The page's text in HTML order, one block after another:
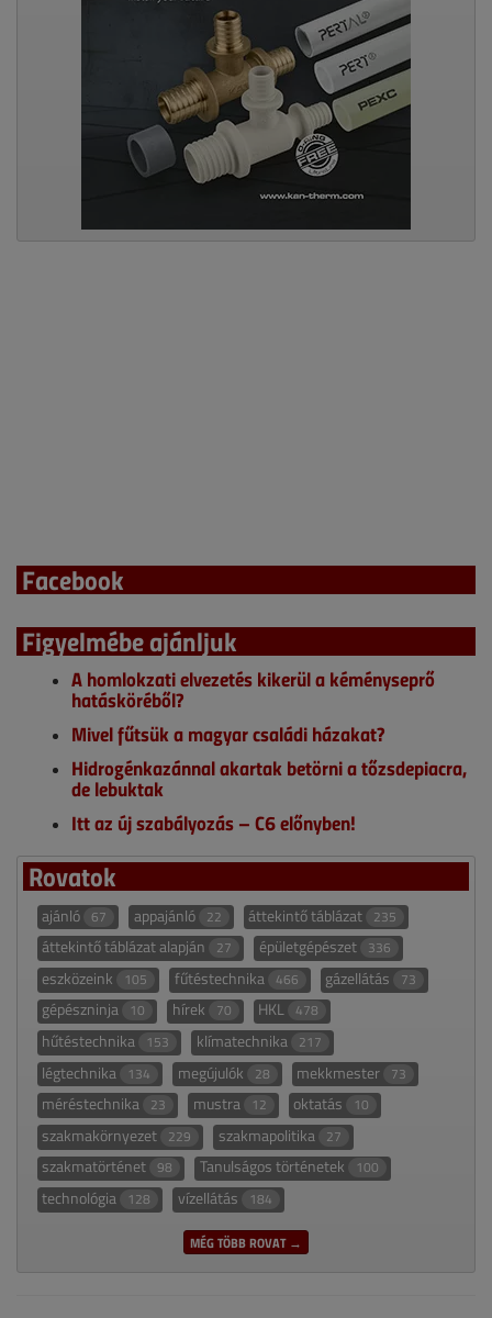
Facebook
Figyelmébe ajánljuk
A homlokzati elvezetés kikerül a kéményseprő
hatásköréből?
Mivel fűtsük a magyar családi házakat?
Hidrogénkazánnal akartak betörni a tőzsdepiacra,
de lebuktak
Itt az új szabályozás – C6 előnyben!
Rovatok
ajánló 67 appajánló 22 áttekintő táblázat 235
áttekintő táblázat alapján 27 épületgépészet 336
eszközeink 105 fűtéstechnika 466 gázellátás 73
gépészninja 10 hírek 70 HKL 478
hűtéstechnika 153 klímatechnika 217
légtechnika 134 megújulók 28 mekkmester 73
méréstechnika 23 mustra 12 oktatás 10
szakmakörnyezet 229 szakmapolitika 27
szakmatörténet 98 Tanulságos történetek 100
technológia 128 vízellátás 184
MÉG TÖBB ROVAT →